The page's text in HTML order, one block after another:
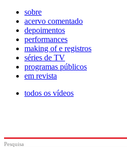
sobre
acervo comentado
depoimentos
performances
making of e registros
séries de TV
programas públicos
em revista
todos os vídeos
Pesquisa